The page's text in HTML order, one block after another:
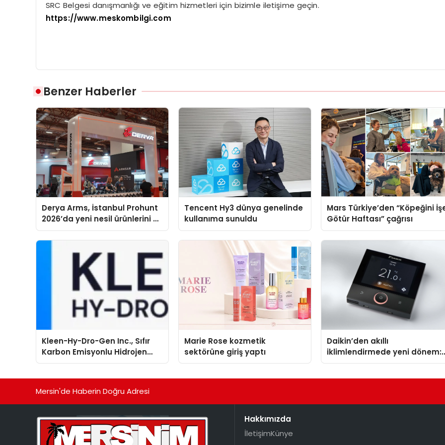
SRC Belgesi danışmanlığı ve eğitim hizmetleri için bizimle iletişime geçin.
https://www.meskombilgi.com
Benzer Haberler
Derya Arms, İstanbul Prohunt
2026’da yeni nesil ürünlerini ve
global marka vizyonunu
sergiledi
Tencent Hy3 dünya genelinde
kullanıma sunuldu
Mars Türkiye’den “Köpeğini
Götür Haftası” çağrısı
Kleen-Hy-Dro-Gen Inc., Sıfır
Karbon Emisyonlu Hidrojen
Isıtma Teknolojisinde ISO ve
Marie Rose kozmetik
sektörüne giriş yaptı
Daikin’den akıllı
iklimlendirmede yeni dönem:
Madoka Plus Türkiye’de
Mersin'de Haberin Doğru Adresi
Hakkımızda
İletişimKünye